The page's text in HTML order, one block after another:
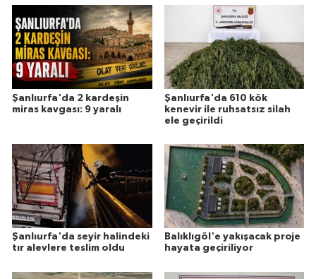
Şanlıurfa'da 2 kardeşin
miras kavgası: 9 yaralı
Şanlıurfa'da 610 kök
kenevir ile ruhsatsız silah
ele geçirildi
Şanlıurfa'da seyir halindeki
tır alevlere teslim oldu
Balıklıgöl'e yakışacak proje
hayata geçiriliyor